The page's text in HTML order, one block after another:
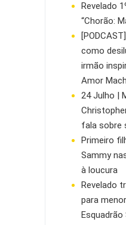
Revelado
“Chorão:
como
irmão
Amor
24 Julho |
fala sobre
Primeiro
Sammy
à loucura
Revelado
para
Esquadrão